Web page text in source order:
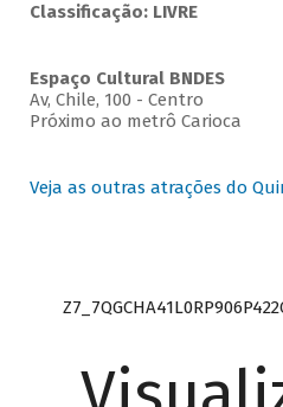
Classificação: LIVRE
Espaço Cultural BNDES
Av, Chile, 100 - Centro
Próximo ao metrô Carioca
Veja as outras atrações do